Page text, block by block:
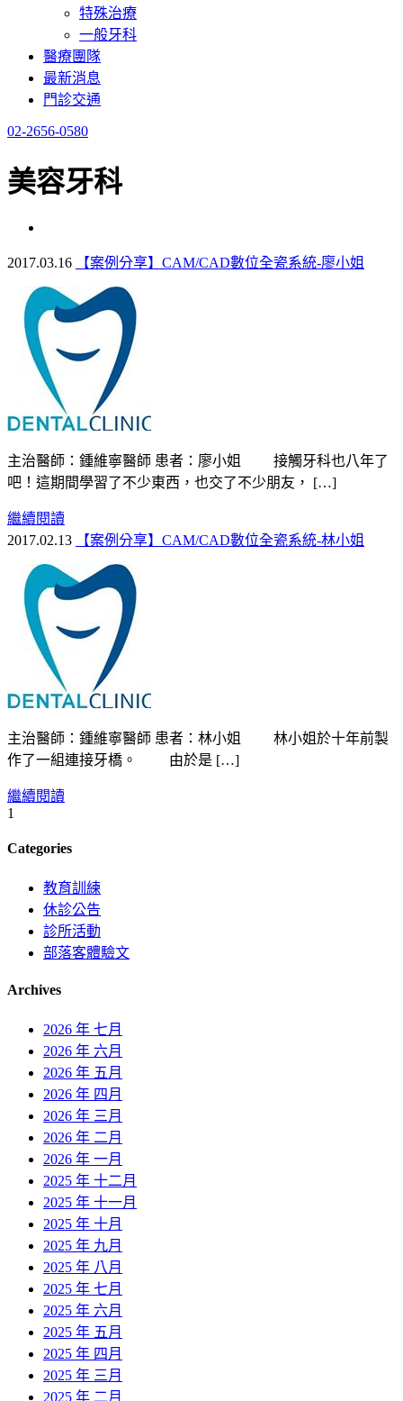
特殊治療
一般牙科
醫療團隊
最新消息
門診交通
02-2656-0580
美容牙科
2017.03.16 【案例分享】CAM/CAD數位全瓷系統-廖小姐
主治醫師：鍾維寧醫師 患者：廖小姐 接觸牙科也八年了
吧！這期間學習了不少東西，也交了不少朋友， […]
繼續閱讀
2017.02.13
【案例分享】CAM/CAD數位全瓷系統-林小姐
主治醫師：鍾維寧醫師 患者：林小姐 林小姐於十年前製
作了一組連接牙橋。 由於是 […]
繼續閱讀
1
Categories
教育訓練
休診公告
診所活動
部落客體驗文
Archives
2026 年 七月
2026 年 六月
2026 年 五月
2026 年 四月
2026 年 三月
2026 年 二月
2026 年 一月
2025 年 十二月
2025 年 十一月
2025 年 十月
2025 年 九月
2025 年 八月
2025 年 七月
2025 年 六月
2025 年 五月
2025 年 四月
2025 年 三月
2025 年 二月